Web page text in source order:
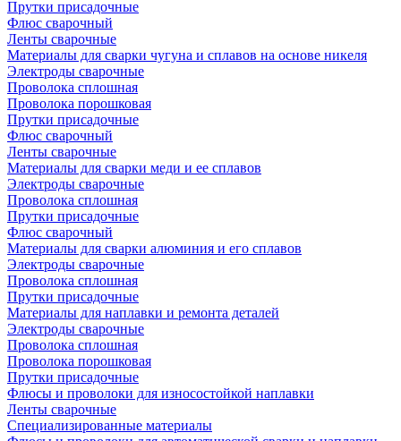
Прутки присадочные
Флюс сварочный
Ленты сварочные
Материалы для сварки чугуна и сплавов на основе никеля
Электроды сварочные
Проволока сплошная
Проволока порошковая
Прутки присадочные
Флюс сварочный
Ленты сварочные
Материалы для сварки меди и ее сплавов
Электроды сварочные
Проволока сплошная
Прутки присадочные
Флюс сварочный
Материалы для сварки алюминия и его сплавов
Электроды сварочные
Проволока сплошная
Прутки присадочные
Материалы для наплавки и ремонта деталей
Электроды сварочные
Проволока сплошная
Проволока порошковая
Прутки присадочные
Флюсы и проволоки для износостойкой наплавки
Ленты сварочные
Специализированные материалы